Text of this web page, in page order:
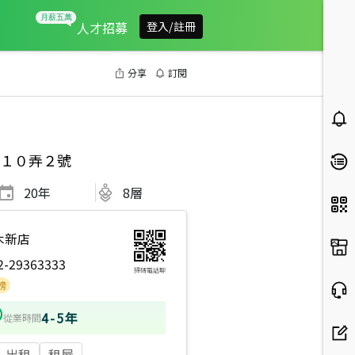
人才招募 登入/註冊
分享 訂閱
０弄２號
20年 8層
新店
29363333
掃碼電話聊
從業時間4-5年